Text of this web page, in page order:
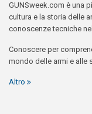
GUNSweek.com è una
cultura e la storia delle
conoscenze tecniche
Conoscere per
mondo delle armi e alle
Altro